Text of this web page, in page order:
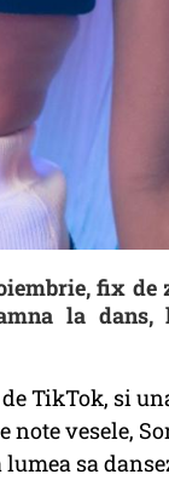
fix de
la
TikTok, si
vesele,
sa